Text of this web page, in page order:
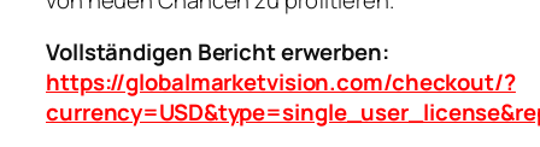
Vollständigen Bericht erwerben:
https://globalmarketvision.com/checkout/?